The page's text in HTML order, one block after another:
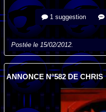
1 suggestion
Postée le 15/02/2012.
ANNONCE N°582 DE CHRIS